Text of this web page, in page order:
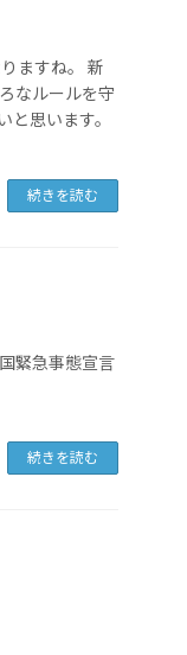
ますね。 新
なルールを守
思います。
続きを読む
急事態宣言
続きを読む